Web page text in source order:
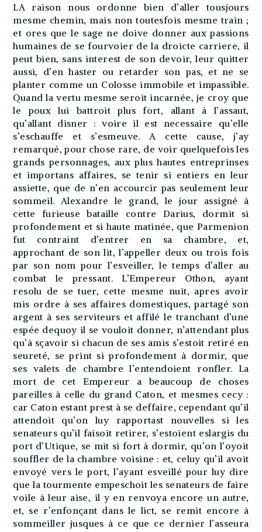
LA raison nous ordonne bien d’aller tousjours
mesme chemin, mais non toutesfois mesme train ;
et ores que le sage ne doive donner aux passions
humaines de se fourvoier de la droicte carriere, il
peut bien, sans interest de son devoir, leur quitter
aussi, d’en haster ou retarder son pas, et ne se
planter comme un Colosse immobile et impassible.
Quand la vertu mesme seroit incarnée, je croy que
le poux lui battroit plus fort, allant à l’assaut,
qu’allant disner : voire il est necessaire qu’elle
s’eschauffe et s’esmeuve. A cette cause, j’ay
remarqué, pour chose rare, de voir quelquefois les
grands personnages, aux plus hautes entreprinses
et importans affaires, se tenir si entiers en leur
assiette, que de n’en accourcir pas seulement leur
sommeil. Alexandre le grand, le jour assigné à
cette furieuse bataille contre Darius, dormit si
profondement et si haute matinée, que Parmenion
fut contraint d’entrer en sa chambre, et,
approchant de son lit, l’appeller deux ou trois fois
par son nom pour l’esveiller, le temps d’aller au
combat le pressant. L’Empereur Othon, ayant
resolu de se tuer, cette mesme nuit, apres avoir
mis ordre à ses affaires domestiques, partagé son
argent à ses serviteurs et affilé le tranchant d’une
espée dequoy il se vouloit donner, n’attendant plus
qu’à sçavoir si chacun de ses amis s’estoit retiré en
seureté, se print si profondement à dormir, que
ses valets de chambre l’entendoient ronfler. La
mort de cet Empereur a beaucoup de choses
pareilles à celle du grand Caton, et mesmes cecy :
car Caton estant prest à se deffaire, cependant qu’il
attendoit qu’on luy rapportast nouvelles si les
senateurs qu’il faisoit retirer, s’estoient eslargis du
port d’Utique, se mit si fort à dormir, qu’on l’oyoit
souffler de la chambre voisine : et, celuy qu’il avoit
envoyé vers le port, l’ayant esveillé pour luy dire
que la tourmente empeschoit les senateurs de faire
voile à leur aise, il y en renvoya encore un autre,
et, se r’enfonçant dans le lict, se remit encore à
sommeiller jusques à ce que ce dernier l’asseura